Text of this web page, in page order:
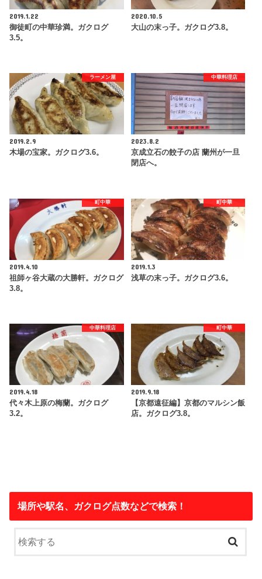
2019.1.22
御徒町の中華珍満。ガクログ
3.5。
2020.10.5
大山の末っ子。ガクログ3.8。
ラーメン屋
2019.2.9
木場の宝家。ガクログ3.6。
中華料理店
2023.8.2
京成立石の餃子の店 蘭州が一旦
閉店へ。
町中華
2019.4.10
祖師ヶ谷大蔵の大勝軒。ガクログ
3.8。
町中華
2019.1.3
浅草の末っ子。ガクログ3.6。
中華料理店
2019.4.18
代々木上原の梅蘭。ガクログ
3.2。
町中華
2019.9.18
【京都遠征編】京都のマルシン飯
店。ガクログ3.8。
場所や駅名、ガクログ点数などで検索！